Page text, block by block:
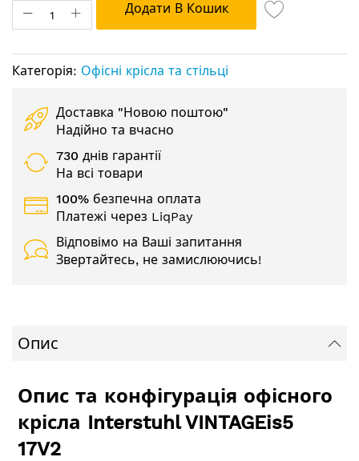
Додати В Кошик
Категорія: Офісні крісла та стільці
Доставка "Новою поштою"
Надійно та вчасно
730 днів гарантії
На всі товари
100% безпечна оплата
Платежі через LiqPay
Відповімо на Ваші запитання
Звертайтесь, не замислюючись!
Опис
Опис та конфігурація офісного
крісла Interstuhl VINTAGEis5
17V2